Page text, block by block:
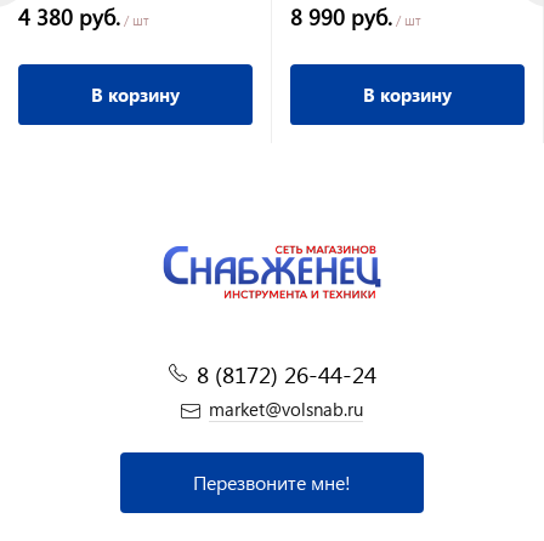
4 380 руб. / шт
В корзину
велоруль
8 990 руб. / шт
В корзину
8 (8172) 26-44-24
market@volsnab.ru
Перезвоните мне!